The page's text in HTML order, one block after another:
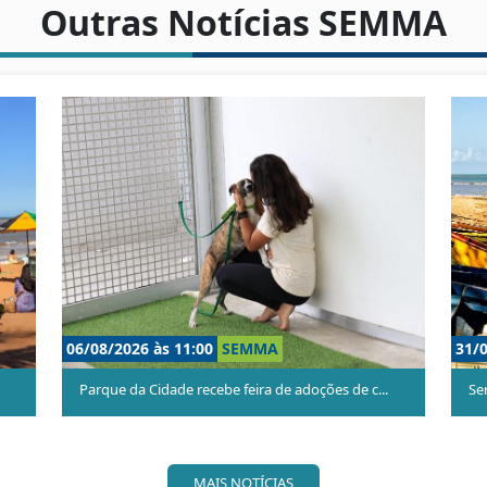
Outras Notícias SEMMA
às 11:00 SEMMA
Porto Canoa aprendem a transformar...
29/07/2026 às 12:00
Feiras de adoção
MAIS NOTÍCIAS